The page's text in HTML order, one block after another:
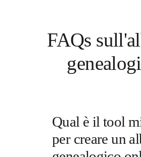
FAQs
Qual è il tool
per creare un